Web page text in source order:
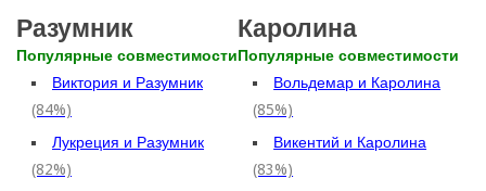
Разумник
Популярные совместимости
Виктория и Разумник
(84%)
Лукреция и Разумник
(82%)
Каролина
Популярные совместимости
Вольдемар и Каролина
(85%)
Викентий и Каролина
(83%)